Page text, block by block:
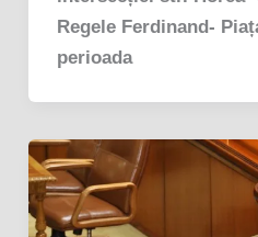
Regele Ferdinand-
perioada